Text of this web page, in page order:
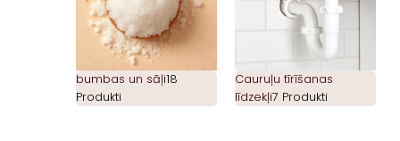
bumbas un sāļi18
Produkti
Cauruļu tīrīšanas
līdzekļi7 Produkti